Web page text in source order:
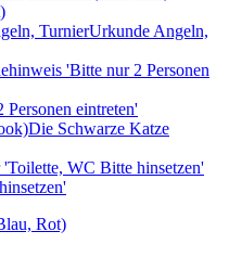
Urkunde Angeln,
eintreten'
Die Schwarze Katze